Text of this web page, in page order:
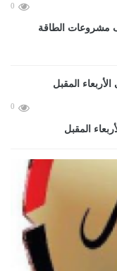
0
مشروعات الطاقة
0